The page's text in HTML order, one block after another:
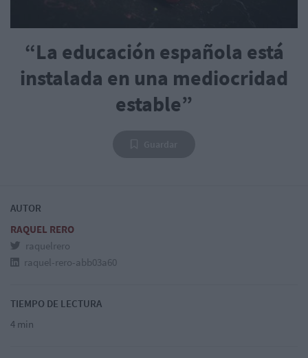
“La educación española está
instalada en una mediocridad
estable”
AUTOR
RAQUEL RERO
raquelrero
raquel-rero-abb03a60
TIEMPO DE LECTURA
4 min